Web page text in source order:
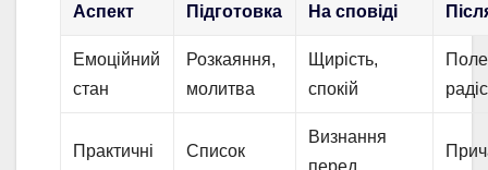
Аспект Підготовка На сповіді
Емоційний
стан
Розкаяння,
молитва
Щирість,
спокій
Практичні Список
Визнання
перед